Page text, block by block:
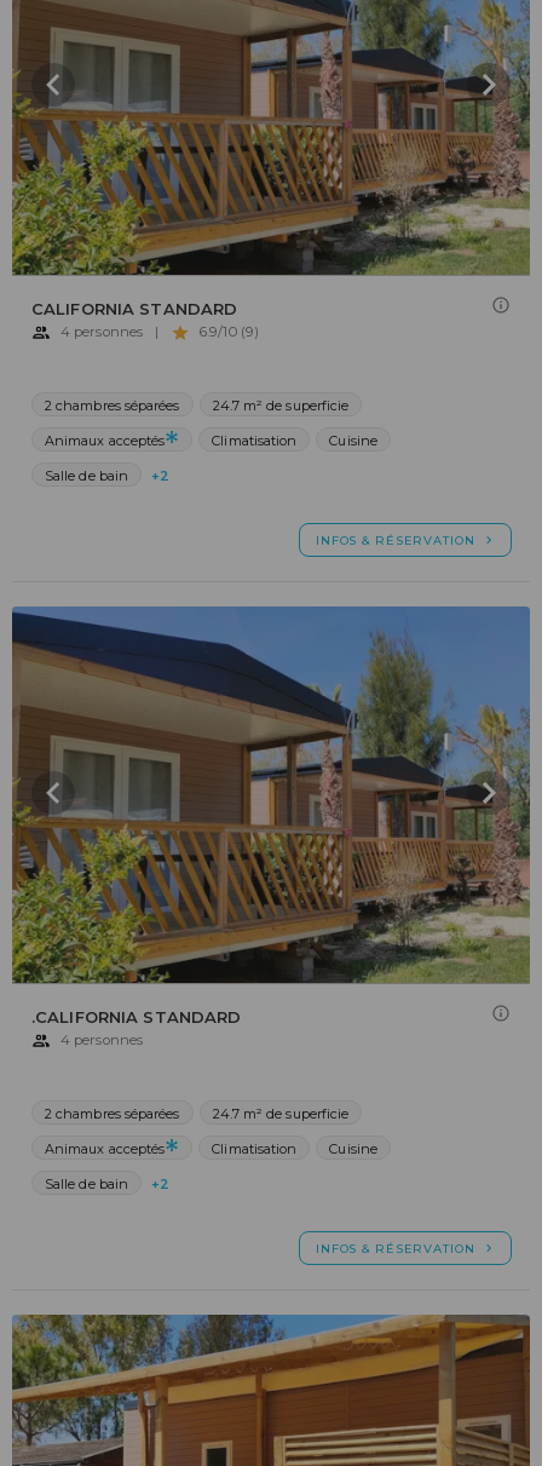
CALIFORNIA STANDARD
4 personnes | 6.9/10 (9)
2 chambres séparées 24.7 m² de superficie
Animaux acceptés Climatisation Cuisine
Salle de bain +2
INFOS & RÉSERVATION
.CALIFORNIA STANDARD
4 personnes
2 chambres séparées 24.7 m² de superficie
Animaux acceptés Climatisation Cuisine
Salle de bain +2
INFOS & RÉSERVATION